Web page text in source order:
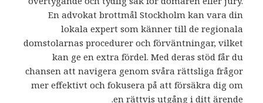
En advokat brottmål Stockholm kan vara din
lokala expert som känner till de regionala
domstolarnas procedurer och förväntningar, vilket
kan ge en extra fördel. Med deras stöd får du
chansen att navigera genom svåra rättsliga frågor
mer effektivt och fokusera på att försäkra dig om
en rättvis utgång i ditt ärende.